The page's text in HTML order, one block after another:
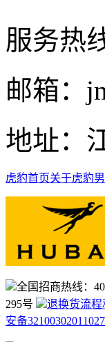
服务热
邮箱：
地址：
虎豹首页关于虎豹
全国招商热线：
295号
退换货流程
安备32100302011027